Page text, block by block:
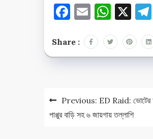
Facebook
EmailX
Share :
Post
navigation
Previous: ED Raid: ভোটের
পাপ্পুর বাড়ি সহ ৬ জায়গায় তল্লাশি